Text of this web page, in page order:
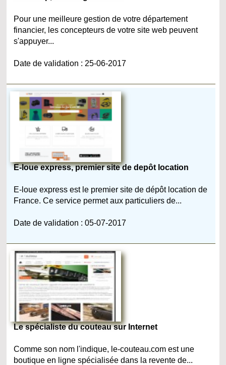
Pour une meilleure gestion de votre département
financier, les concepteurs de votre site web peuvent
s'appuyer...
Date de validation : 25-06-2017
E-loue express, premier site de depôt location
E-loue express est le premier site de dépôt location de
France. Ce service permet aux particuliers de...
Date de validation : 05-07-2017
Le spécialiste du couteau sur Internet
Comme son nom l'indique, le-couteau.com est une
boutique en ligne spécialisée dans la revente de...